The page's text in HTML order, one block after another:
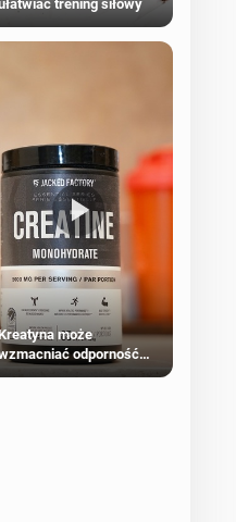
trening siłowy
może
odporność
nowotworom